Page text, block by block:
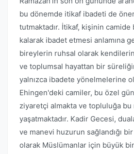
bu dönemde itikaf ibadeti de
tutmaktadır. İtikaf, kişinin
kalarak ibadet etmesi anlamına
bireylerin ruhsal olarak
ve toplumsal hayattan bir
yalnızca ibadete yönelmelerine
Ehingen'deki camiler, bu özel
ziyaretçi almakta ve topluluğa
yaşatmaktadır. Kadir Gecesi,
ve manevi huzurun sağlandığı
olarak Müslümanlar için büyük